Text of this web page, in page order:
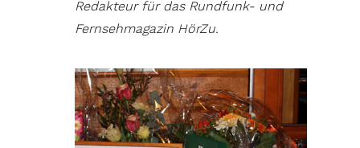
Redakteur für das Rundfunk- und
Fernsehmagazin HörZu.